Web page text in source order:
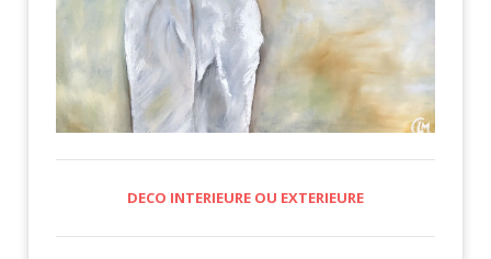
DECO INTERIEURE OU EXTERIEURE